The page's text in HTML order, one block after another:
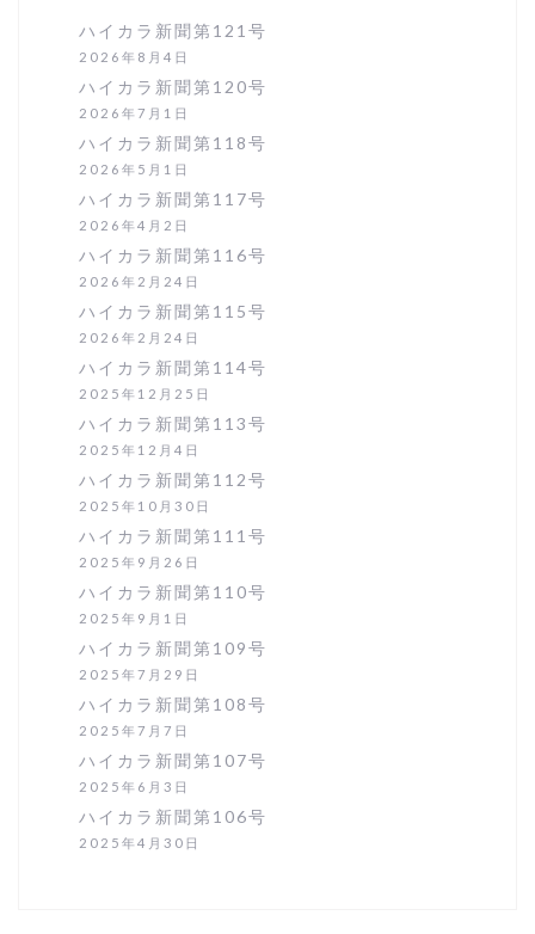
ハイカラ新聞第121号
2026年8月4日
ハイカラ新聞第120号
2026年7月1日
ハイカラ新聞第118号
2026年5月1日
ハイカラ新聞第117号
2026年4月2日
ハイカラ新聞第116号
2026年2月24日
ハイカラ新聞第115号
2026年2月24日
ハイカラ新聞第114号
2025年12月25日
ハイカラ新聞第113号
2025年12月4日
ハイカラ新聞第112号
2025年10月30日
ハイカラ新聞第111号
2025年9月26日
ハイカラ新聞第110号
2025年9月1日
ハイカラ新聞第109号
2025年7月29日
ハイカラ新聞第108号
2025年7月7日
ハイカラ新聞第107号
2025年6月3日
ハイカラ新聞第106号
2025年4月30日